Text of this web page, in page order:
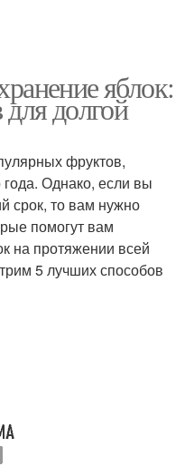
яблок:
долгой
фруктов,
Однако, если вы
срок, то вам нужно
помогут вам
на протяжении всей
5 лучших способов